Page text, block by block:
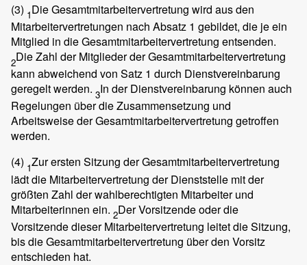
(3) 1Die Gesamtmitarbeitervertretung wird aus den
Mitarbeitervertretungen nach Absatz 1 gebildet, die je ein
Mitglied in die Gesamtmitarbeitervertretung entsenden.
2Die Zahl der Mitglieder der Gesamtmitarbeitervertretung
kann abweichend von Satz 1 durch Dienstvereinbarung
geregelt werden. 3In der Dienstvereinbarung können auch
Regelungen über die Zusammensetzung und
Arbeitsweise der Gesamtmitarbeitervertretung getroffen
werden.
(4) 1Zur ersten Sitzung der Gesamtmitarbeitervertretung
lädt die Mitarbeitervertretung der Dienststelle mit der
größten Zahl der wahlberechtigten Mitarbeiter und
Mitarbeiterinnen ein. 2Der Vorsitzende oder die
Vorsitzende dieser Mitarbeitervertretung leitet die Sitzung,
bis die Gesamtmitarbeitervertretung über den Vorsitz
entschieden hat.